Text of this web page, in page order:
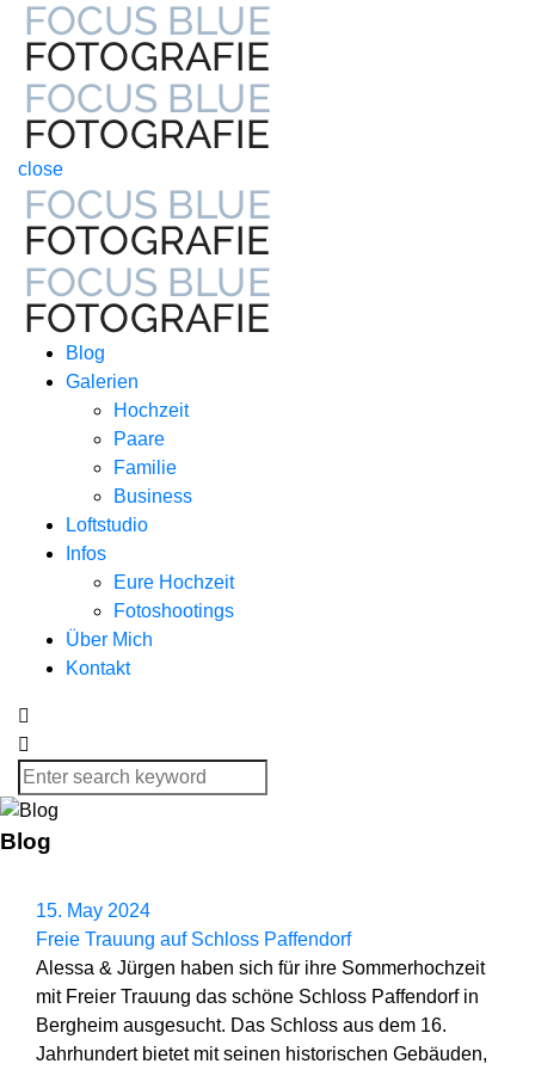
close
Blog
Galerien
Hochzeit
Paare
Familie
Business
Loftstudio
Infos
Eure Hochzeit
Fotoshootings
Über Mich
Kontakt
Blog
15. May 2024
Freie Trauung auf Schloss Paffendorf
Alessa & Jürgen haben sich für ihre Sommerhochzeit
mit Freier Trauung das schöne Schloss Paffendorf in
Bergheim ausgesucht. Das Schloss aus dem 16.
Jahrhundert bietet mit seinen historischen Gebäuden,